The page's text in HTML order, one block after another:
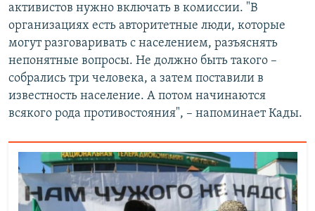
активистов нужно включать в комиссии. "В
организациях есть авторитетные люди, которые
могут разговаривать с населением, разъяснять
непонятные вопросы. Не должно быть такого –
собрались три человека, а затем поставили в
известность население. А потом начинаются
всякого рода противостояния", – напоминает Кады.